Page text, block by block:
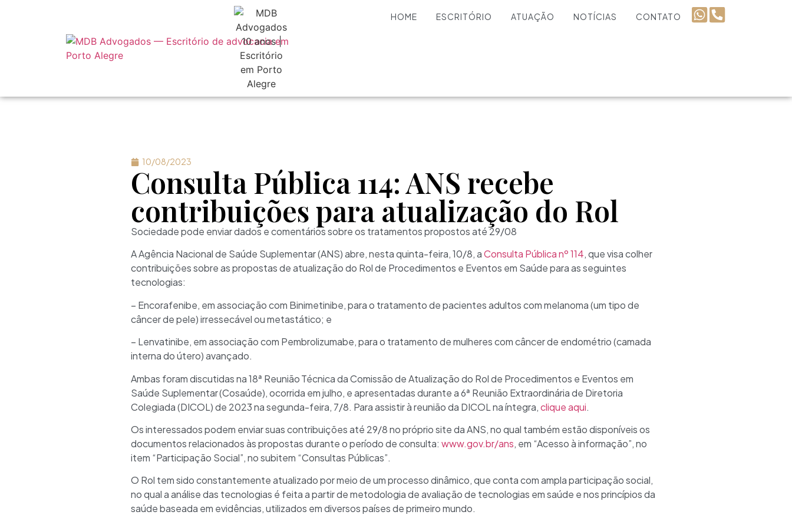
HOME ESCRITÓRIO ATUAÇÃO NOTÍCIAS CONTATO
10/08/2023
Consulta Pública 114: ANS recebe
contribuições para atualização do Rol
Sociedade pode enviar dados e comentários sobre os tratamentos propostos até 29/08
A Agência Nacional de Saúde Suplementar (ANS) abre, nesta quinta-feira, 10/8, aConsulta Pública nº 114, que visa colher
contribuições sobre as propostas de atualização do Rol de Procedimentos e Eventos em Saúde para as seguintes
tecnologias:
– Encorafenibe, em associação com Binimetinibe, para o tratamento de pacientes adultos com melanoma (um tipo de
câncer de pele) irressecável ou metastático; e
– Lenvatinibe, em associação com Pembrolizumabe, para o tratamento de mulheres com câncer de endométrio (camada
interna do útero) avançado.
Ambas foram discutidas na 18ª Reunião Técnica da Comissão de Atualização do Rol de Procedimentos e Eventos em
Saúde Suplementar (Cosaúde), ocorrida em julho, e apresentadas durante a 6ª Reunião Extraordinária de Diretoria
Colegiada (DICOL) de 2023 na segunda-feira, 7/8. Para assistir à reunião da DICOL na íntegra,clique aqui.
Os interessados podem enviar suas contribuições até 29/8 no próprio site da ANS, no qual também estão disponíveis os
documentos relacionados às propostas durante o período de consulta: www.gov.br/ans, em “Acesso à informação”, no
item “Participação Social”, no subitem “Consultas Públicas”.
O Rol tem sido constantemente atualizado por meio de um processo dinâmico, que conta com ampla participação social,
no qual a análise das tecnologias é feita a partir de metodologia de avaliação de tecnologias em saúde e nos princípios da
saúde baseada em evidências, utilizados em diversos países de primeiro mundo.